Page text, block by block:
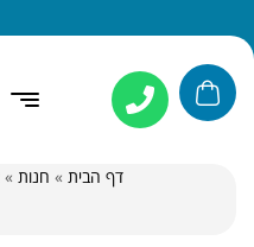
דף הבית » חנות »